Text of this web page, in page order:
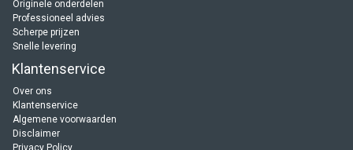
Originele onderdelen
Professioneel advies
Scherpe prijzen
Snelle levering
Klantenservice
Over ons
Klantenservice
Algemene voorwaarden
Disclaimer